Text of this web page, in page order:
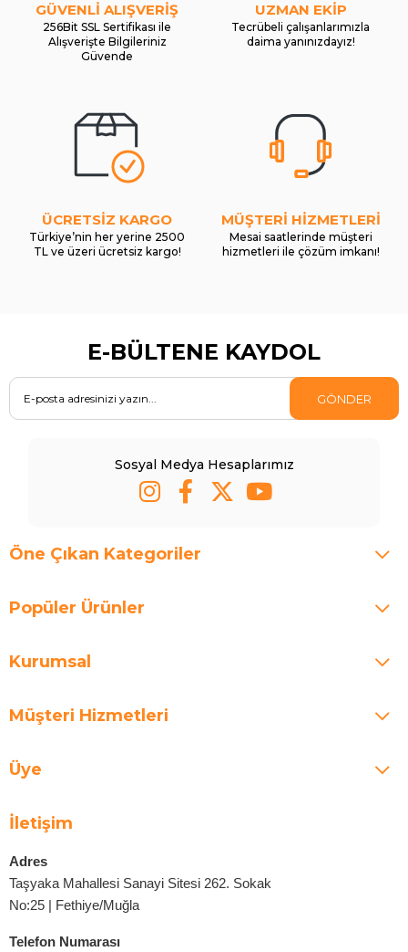
GÜVENLİ ALIŞVERİŞ
256Bit SSL Sertifikası ile
Alışverişte Bilgileriniz
Güvende
UZMAN EKİP
Tecrübeli çalışanlarımızla
daima yanınızdayız!
ÜCRETSİZ KARGO
Türkiye’nin her yerine 2500
TL ve üzeri ücretsiz kargo!
MÜŞTERİ HİZMETLERİ
Mesai saatlerinde müşteri
hizmetleri ile çözüm imkanı!
E-BÜLTENE KAYDOL
GÖNDER
Sosyal Medya Hesaplarımız
Öne Çıkan Kategoriler
Popüler Ürünler
Kurumsal
Müşteri Hizmetleri
Üye
İletişim
Adres
Taşyaka Mahallesi Sanayi Sitesi 262. Sokak
No:25 | Fethiye/Muğla
Telefon Numarası